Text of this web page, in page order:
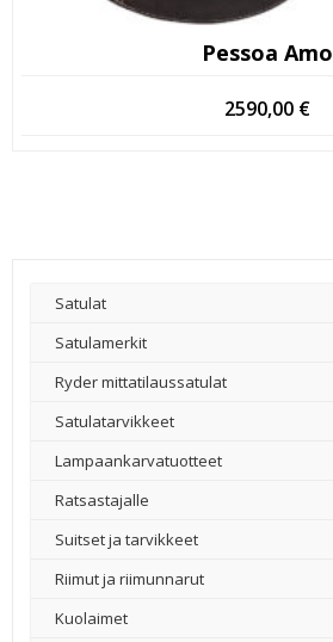
Pessoa Amo
2590,00 €
Satulat
Satulamerkit
Ryder mittatilaussatulat
Satulatarvikkeet
–
Lampaankarvatuotteet
Ratsastajalle
Suitset ja tarvikkeet
Riimut ja riimunnarut
Kuolaimet